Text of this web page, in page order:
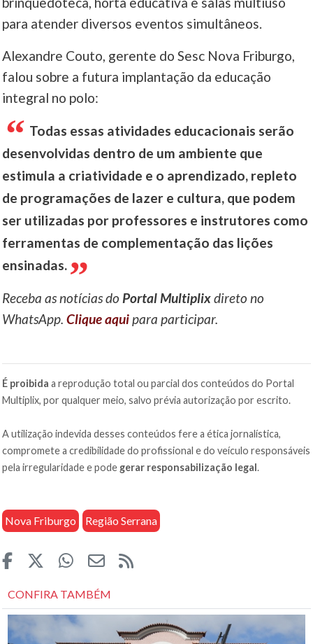
para atender diversos eventos simultâneos.
Alexandre Couto, gerente do Sesc Nova Friburgo,
falou sobre a futura implantação da educação
integral no polo:
Todas essas atividades educacionais serão
desenvolvidas dentro de um ambiente que
estimula a criatividade e o aprendizado, repleto
de programações de lazer e cultura, que podem
ser utilizadas por professores e instrutores como
ferramentas de complementação das lições
ensinadas.
Receba as notícias do Portal Multiplixdireto no
WhatsApp.Clique aquipara participar.
É proibida a reprodução total ou parcial dos conteúdos do Portal
Multiplix, por qualquer meio, salvo prévia autorização por escrito.
A utilização indevida desses conteúdos fere a ética jornalística,
compromete a credibilidade do profissional e do veículo responsáveis
pela irregularidade e pode gerar responsabilização legal.
Nova Friburgo Região Serrana
CONFIRA TAMBÉM